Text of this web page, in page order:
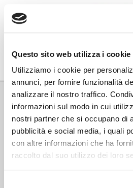
Questo sito web utilizza i cookie
Utilizziamo i cookie per
annunci, per fornire funzionalità
analizzare il nostro traffico.
informazioni sul modo in cui
nostri partner che si occupano di
pubblicità e social media, i quali
con altre informazioni che ha
raccolto dal suo utilizzo dei loro
Associazione Go Wine
Via Vida, 6
12051 Alba (Cn)
tel. +39 0173 364631
Codice SDI: USAL8PV
PEC gowine@legalmail.it
info@gowinet.it